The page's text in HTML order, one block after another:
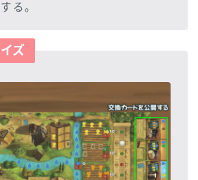
る。
ズ